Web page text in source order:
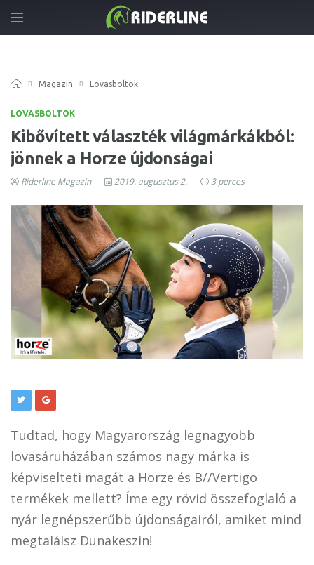
Magazin Lovasboltok
LOVASBOLTOK
Kibővített választék világmárkákból:
jönnek a Horze újdonságai
Riderline Magazin 2019. augusztus 2. 3 perces
Tudtad, hogy Magyarország legnagyobb
lovasáruházában számos nagy márka is
képviselteti magát a Horze és B//Vertigo
termékek mellett? Íme egy rövid összefoglaló a
nyár legnépszerűbb újdonságairól, amiket mind
megtalálsz Dunakeszin!